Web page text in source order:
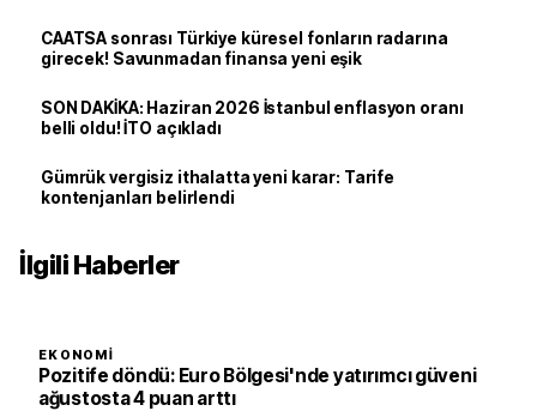
CAATSA sonrası Türkiye küresel fonların radarına
girecek! Savunmadan finansa yeni eşik
SON DAKİKA: Haziran 2026 İstanbul enflasyon oranı
belli oldu! İTO açıkladı
Gümrük vergisiz ithalatta yeni karar: Tarife
kontenjanları belirlendi
İlgili Haberler
EKONOMI
Pozitife döndü: Euro Bölgesi'nde yatırımcı güveni
ağustosta 4 puan arttı